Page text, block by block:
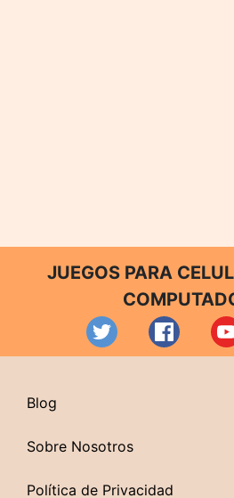
JUEGOS PARA
Blog
Sobre Nosotros
Política de Privacidad